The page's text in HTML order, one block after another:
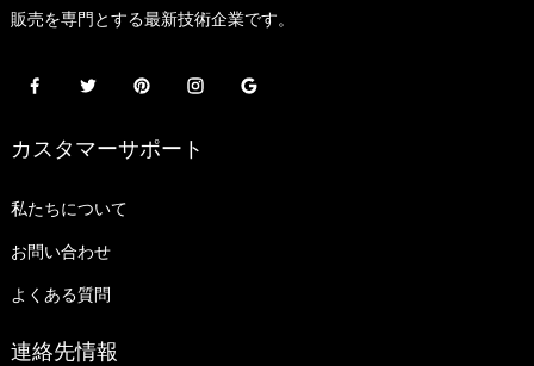
販売を専門とする最新技術企業です。
カスタマーサポート
私たちについて
お問い合わせ
よくある質問
連絡先情報